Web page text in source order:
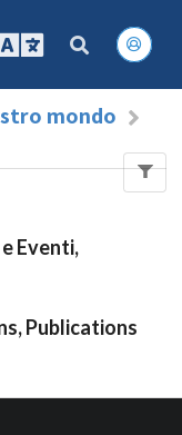
mondo
Eventi,
Publications